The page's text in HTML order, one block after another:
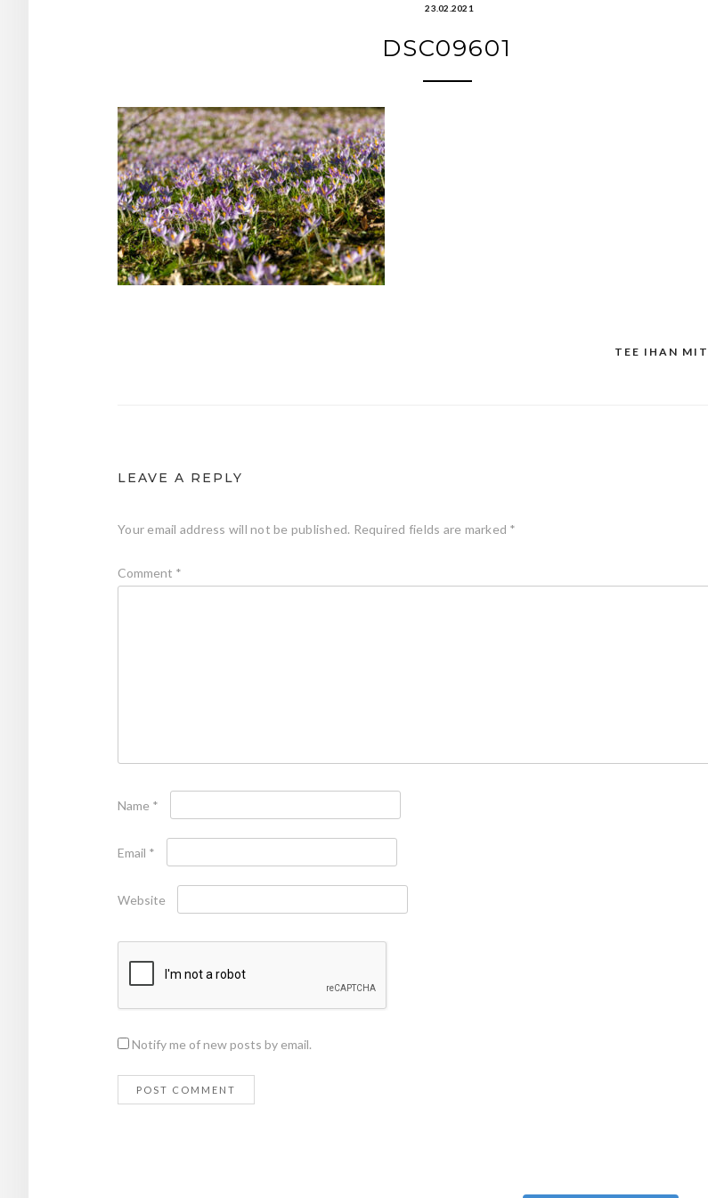
23.02.2021
DSC09601
TEE IHAN
LEAVE A REPLY
Your email address will not be published. Required fields are marked *
Comment *
Name *
Email *
Website
Notify me of new posts by email.